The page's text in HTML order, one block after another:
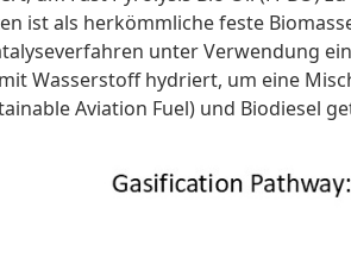
ist als herkömmliche feste
unter Verwendung
Wasserstoff hydriert, um eine
Aviation Fuel) und Biodiesel